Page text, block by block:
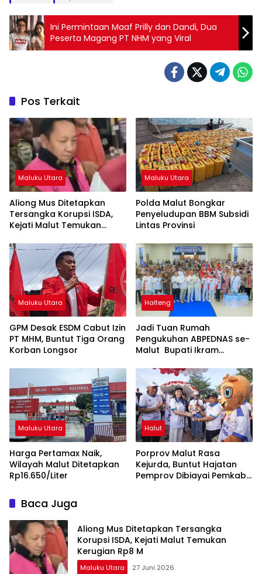
Ini Permintaan Maaf Prilly dan Dandi, Dua
Peserta Magang PT NHM yang Viral
Pos Terkait
Maluku Utara
Aliong Mus Ditetapkan
Tersangka Korupsi ISDA,
Kejati Malut Temukan
Maluku Utara
Polda Malut Bongkar
Penyeludupan BBM Subsidi
Lintas Provinsi
Maluku Utara
GPM Desak ESDM Cabut Izin
PT MHM, Buntut Tiga Orang
Korban Longsor
Halteng
Jadi Tuan Rumah
Pengukuhan ABPEDNAS se-
Malut Bupati Ikram
Kelola dan Pengawasan
Desa
Maluku Utara
Harga Pertamax Naik,
Wilayah Malut Ditetapkan
Rp16.650/Liter
Halut
Porprov Malut Rasa
Kejurda, Buntut Hajatan
Pemprov Dibiayai Pemkab
Baca Juga
Aliong Mus Ditetapkan Tersangka
Korupsi ISDA, Kejati Malut Temukan
Kerugian Rp8 M
Maluku Utara 27 Juni 2026